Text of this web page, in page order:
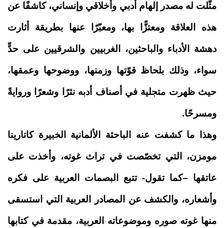
مثّلت له مصدر إلهام أدبي وأخلاقي وإنساني، كاشفًا عن
هذه العلاقة ومعتزًّا بها، ومعبّرًا عنها بطريقة أثارت
دهشة الأدباء والباحثين، الغربيين والشرقيين على حدٍّ
سواء، وذلك بلحاظ قوّتها وزمنها، ووضوحها وعمقها،
حيث ظهرت متجلية في أصناف أدبه نثرًا وشعرًا وروايةً
ومسرحًا.
وهذا ما كشفت عنه الباحثة الألمانية الخبيرة كاتارينا
مومزن، التي تخصّصت في تراث غوته، وأخذت على
عاتقها –كما تقول- تتبع البصمات العربية على فكره
وأشعاره، والكشف عن المصادر العربية التي استسقى
منها غوته صوره وموضوعاته العربية، مقدمة في كتابها